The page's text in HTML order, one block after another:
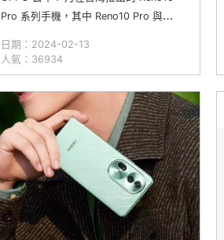
Pro 系列手機，其中 Reno10 Pro 與
IMX709 感光元件，針對前置鏡頭更罕見
加入 AF 自動對焦功能，確保每一張自拍
都能拍出清晰的畫面。隨著 OPP
日期：2024-02-13
人氣：36934